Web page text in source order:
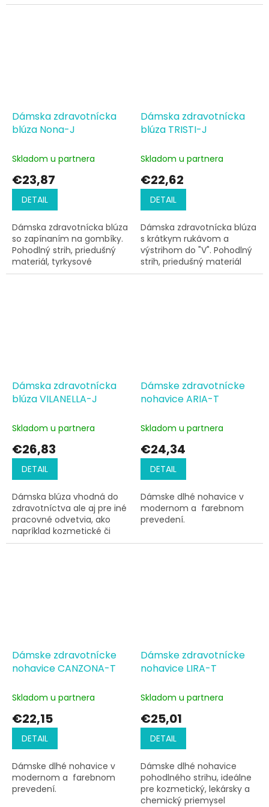
lemovanie
Dámska zdravotnícka
blúza Nona-J
Skladom u partnera
€23,87
DETAIL
Dámska zdravotnícka blúza
so zapínaním na gombíky.
Pohodlný strih, priedušný
materiál, tyrkysové
lemovanie
Dámska zdravotnícka
blúza TRISTI-J
Skladom u partnera
€22,62
DETAIL
Dámska zdravotnícka blúza
s krátkym rukávom a
výstrihom do "V". Pohodlný
strih, priedušný materiál
Dámska zdravotnícka
blúza VILANELLA-J
Skladom u partnera
€26,83
DETAIL
Dámska blúza vhodná do
zdravotníctva ale aj pre iné
pracovné odvetvia, ako
napríklad kozmetické či
estetické salóny alebo
Dámske zdravotnícke
nohavice ARIA-T
Skladom u partnera
€24,34
DETAIL
Dámske dlhé nohavice v
modernom a farebnom
prevedení.
Dámske zdravotnícke
nohavice CANZONA-T
Skladom u partnera
€22,15
DETAIL
Dámske dlhé nohavice v
modernom a farebnom
prevedení.
Dámske zdravotnícke
nohavice LIRA-T
Skladom u partnera
€25,01
DETAIL
Dámske dlhé nohavice
pohodlného strihu, ideálne
pre kozmetický, lekársky a
chemický priemysel